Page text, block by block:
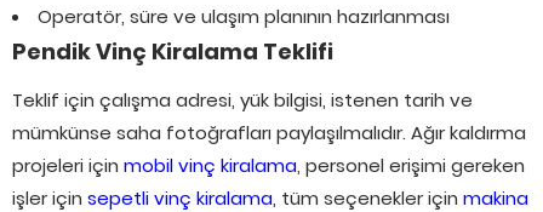
Operatör, süre ve ulaşım planının hazırlanması
Pendik Vinç Kiralama Teklifi
Teklif için çalışma adresi, yük bilgisi, istenen tarih ve
mümkünse saha fotoğrafları paylaşılmalıdır. Ağır kaldırma
projeleri için mobil vinç kiralama, personel erişimi gereken
işler için sepetli vinç kiralama, tüm seçenekler için makina